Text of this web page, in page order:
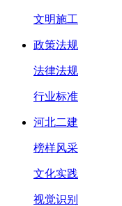
文明施工
政策法规
法律法规
行业标准
河北二建
榜样风采
文化实践
视觉识别